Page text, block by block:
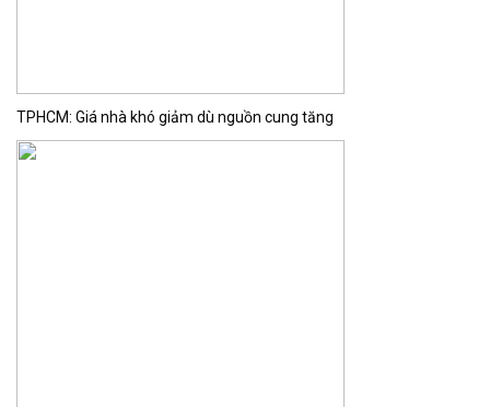
TPHCM: Giá nhà khó giảm dù nguồn cung tăng